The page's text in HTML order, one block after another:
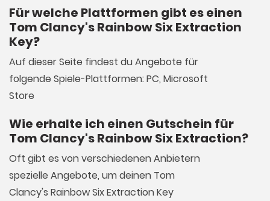
Für welche Plattformen gibt es einen
Tom Clancy's Rainbow Six Extraction
Key?
Auf dieser Seite findest du Angebote für
folgende Spiele-Plattformen: PC, Microsoft
Store
Wie erhalte ich einen Gutschein für
Tom Clancy's Rainbow Six Extraction?
Oft gibt es von verschiedenen Anbietern
spezielle Angebote, um deinen Tom
Clancy's Rainbow Six Extraction Key